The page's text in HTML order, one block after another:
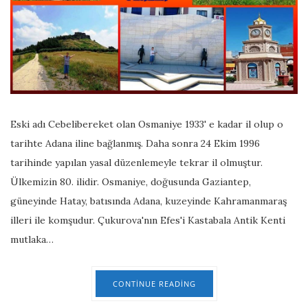
Eski adı Cebelibereket olan Osmaniye 1933' e kadar il olup o
tarihte Adana iline bağlanmış. Daha sonra 24 Ekim 1996
tarihinde yapılan yasal düzenlemeyle tekrar il olmuştur.
Ülkemizin 80. ilidir. Osmaniye, doğusunda Gaziantep,
güneyinde Hatay, batısında Adana, kuzeyinde Kahramanmaraş
illeri ile komşudur. Çukurova'nın Efes'i Kastabala Antik Kenti
mutlaka…
CONTINUE READING